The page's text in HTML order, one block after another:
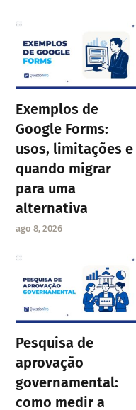
Exemplos de
Google Forms:
usos, limitações e
quando migrar
para uma
alternativa
ago 8, 2026
Pesquisa de
aprovação
governamental:
como medir a